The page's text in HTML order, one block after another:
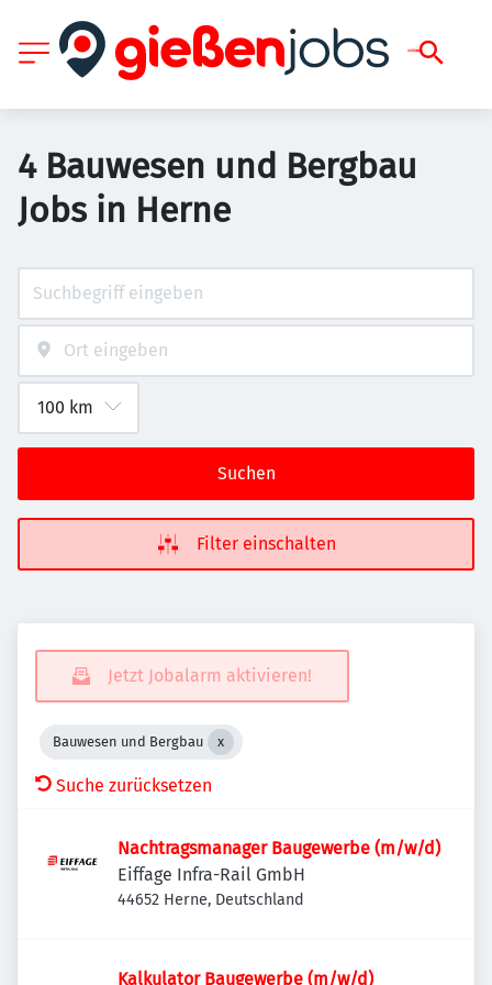
4 Bauwesen und Bergbau
Jobs in Herne
Suchen
Filter einschalten
Jetzt Jobalarm aktivieren!
Bauwesen und Bergbau
Suche zurücksetzen
Nachtragsmanager Baugewerbe (m/w/d)
Eiffage Infra-Rail GmbH
44652 Herne, Deutschland
Kalkulator Baugewerbe (m/w/d)